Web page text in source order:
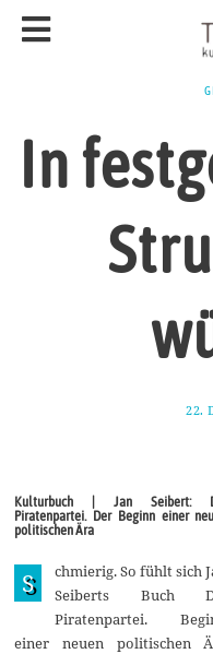
In
22.
Kulturbuch | Jan Seibert:
Piratenpartei. Der Beginn einer
politischen Ära
S
chmierig. So fühlt sich
Seiberts Buch
Piratenpartei.
einer neuen politischen